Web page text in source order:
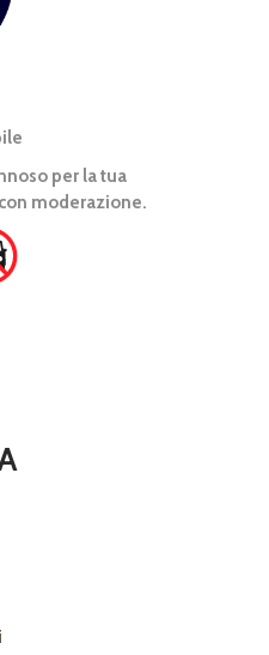
per la tua
moderazione.